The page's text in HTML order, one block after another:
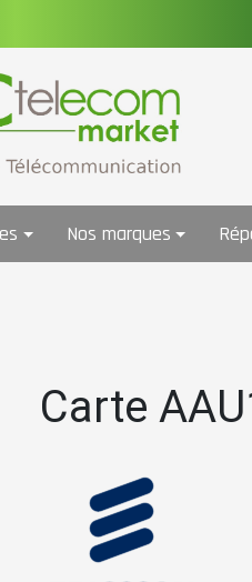
Nos marques
Carte